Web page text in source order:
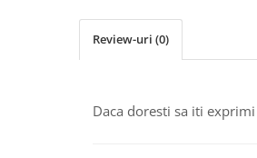
Review-uri (0)
Daca doresti sa iti